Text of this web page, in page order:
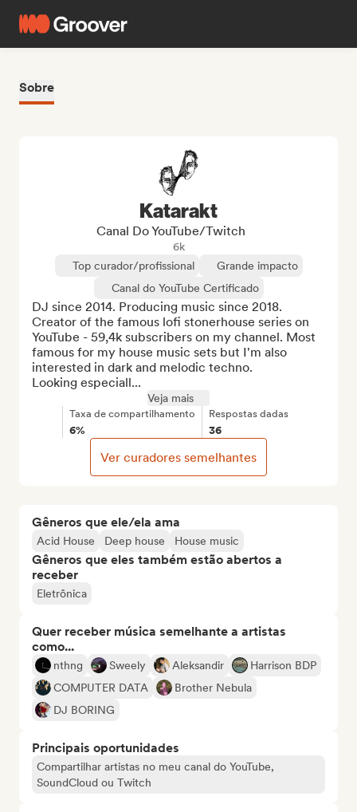
Sobre
Gêneros que ele/ela ama
Acid House Deep house House music
Gêneros que eles também estão abertos a
receber
Eletrônica
Quer receber música semelhante a artistas
como...
nthng Sweely Aleksandir
Harrison BDP
COMPUTER DATA
Brother Nebula
DJ BORING
Principais oportunidades
Compartilhar artistas no meu canal do YouTube,
SoundCloud ou Twitch
Katarakt
Canal Do YouTube/Twitch
6k
Top curador/profissional
Grande impacto
Canal do YouTube Certificado
DJ since 2014. Producing music since 2018.
Creator of the famous lofi stonerhouse series on
YouTube - 59,4k subscribers on my channel. Most
famous for my house music sets but I'm also
interested in dark and melodic techno.
Looking especiall...
Veja mais
Taxa de compartilhamento
6%
Respostas dadas
36
Ver curadores semelhantes